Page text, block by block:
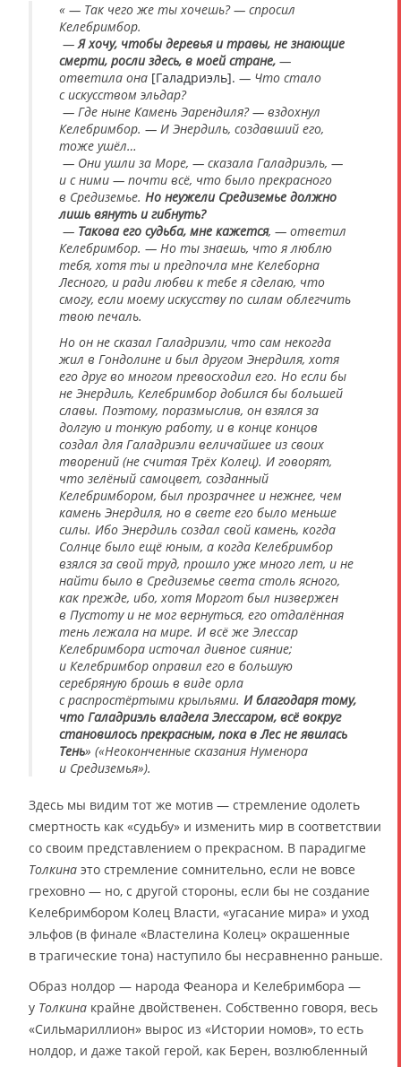
« — Так чего же ты хочешь? — спросил
Келебримбор.
—Я хочу, чтобы деревья и травы, не знающие
смерти, росли здесь, в моей стране, —
ответила она [Галадриэль]. — Что стало
с искусством эльдар?
— Где ныне Камень Эарендиля? — вздохнул
Келебримбор. — И Энердиль, создавший его,
тоже ушёл…
— Они ушли за Море, — сказала Галадриэль, —
и с ними — почти всё, что было прекрасного
в Средиземье. Но неужели Средиземье должно
лишь вянуть и гибнуть?
— Такова его судьба, мне кажется, — ответил
Келебримбор. — Но ты знаешь, что я люблю
тебя, хотя ты и предпочла мне Келеборна
Лесного, и ради любви к тебе я сделаю, что
смогу, если моему искусству по силам облегчить
твою печаль.
Но он не сказал Галадриэли, что сам некогда
жил в Гондолине и был другом Энердиля, хотя
его друг во многом превосходил его. Но если бы
не Энердиль, Келебримбор добился бы большей
славы. Поэтому, поразмыслив, он взялся за
долгую и тонкую работу, и в конце концов
создал для Галадриэли величайшее из своих
творений (не считая Трёх Колец). И говорят,
что зелёный самоцвет, созданный
Келебримбором, был прозрачнее и нежнее, чем
камень Энердиля, но в свете его было меньше
силы. Ибо Энердиль создал свой камень, когда
Солнце было ещё юным, а когда Келебримбор
взялся за свой труд, прошло уже много лет, и не
найти было в Средиземье света столь ясного,
как прежде, ибо, хотя Моргот был низвержен
в Пустоту и не мог вернуться, его отдалённая
тень лежала на мире. И всё же Элессар
Келебримбора источал дивное сияние;
и Келебримбор оправил его в большую
серебряную брошь в виде орла
с распростёртыми крыльями. И благодаря тому,
что Галадриэль владела Элессаром, всё вокруг
становилось прекрасным, пока в Лес не явилась
Тень» («Неоконченные сказания Нуменора
и Средиземья»).
Здесь мы видим тот же мотив — стремление одолеть
смертность как «судьбу» и изменить мир в соответствии
со своим представлением о прекрасном. В парадигме
Толкина это стремление сомнительно, если не вовсе
греховно — но, с другой стороны, если бы не создание
Келебримбором Колец Власти, «угасание мира» и уход
эльфов (в финале «Властелина Колец» окрашенные
в трагические тона) наступило бы несравненно раньше.
Образ нолдор — народа Феанора и Келебримбора —
у Толкина крайне двойственен. Собственно говоря, весь
«Сильмариллион» вырос из «Истории номов», то есть
нолдор, и даже такой герой, как Берен, возлюбленный